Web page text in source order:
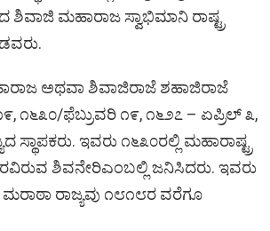
ಶಿವಾಜಿ ಮಹಾರಾಜ ಸ್ವಾಭಿಮಾನಿ ರಾಷ್ಟ್ರ
ಅಥವಾ ಶಿವಾಜಿರಾಜೆ ಶಹಾಜಿರಾಜೆ
೧೬೩೦/ಫೆಬ್ರುವರಿ ೧೯, ೧೬೨೭ – ಏಪ್ರಿಲ್ ೩,
ಸ್ಥಾಪಕರು. ಇವರು ೧೬೩೦ರಲ್ಲಿ ಮಹಾರಾಷ್ಟ್ರ
ಶಿವನೇರಿಎಂಬಲ್ಲಿ ಜನಿಸಿದರು. ಇವರು
ಮರಾಠಾ ರಾಜ್ಯವು ೧೮೧೮ರ ವರೆಗೂ